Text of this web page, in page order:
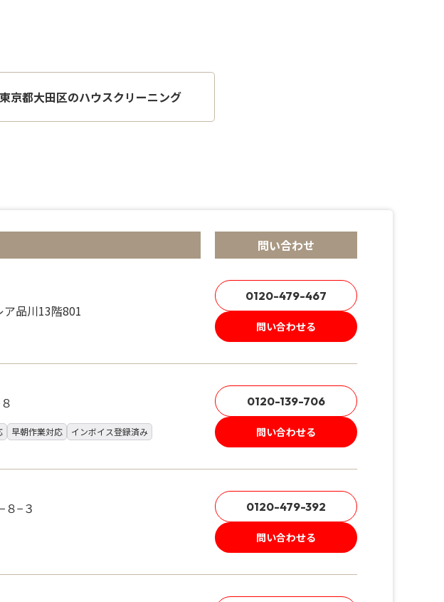
東京都大田区のハウスクリーニング
問い合わせ
品川13階801
0120-479-467
問い合わせる
早朝作業対応 インボイス登録済み
0120-139-706
問い合わせる
−３ 0120-479-392
問い合わせる